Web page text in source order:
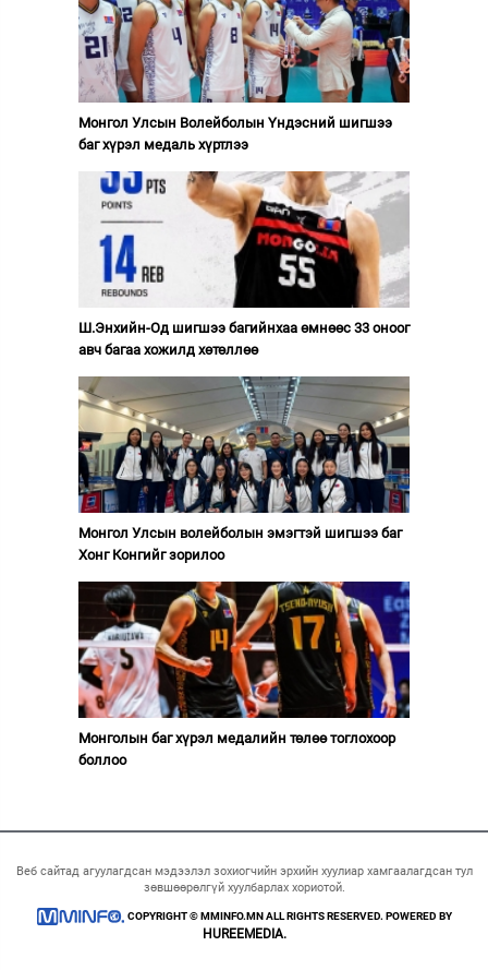
Монгол Улсын Волейболын Үндэсний шигшээ
баг хүрэл медаль хүртлээ
Ш.Энхийн-Од шигшээ багийнхаа өмнөөс 33 оноог
авч багаа хожилд хөтөллөө
Монгол Улсын волейболын эмэгтэй шигшээ баг
Хонг Конгийг зорилоо
Монголын баг хүрэл медалийн төлөө тоглохоор
боллоо
Веб сайтад агуулагдсан мэдээлэл зохиогчийн эрхийн хуулиар хамгаалагдсан тул
зөвшөөрөлгүй хуулбарлах хориотой.
COPYRIGHT © MMINFO.MN ALL RIGHTS RESERVED. POWERED BY
HUREEMEDIA.